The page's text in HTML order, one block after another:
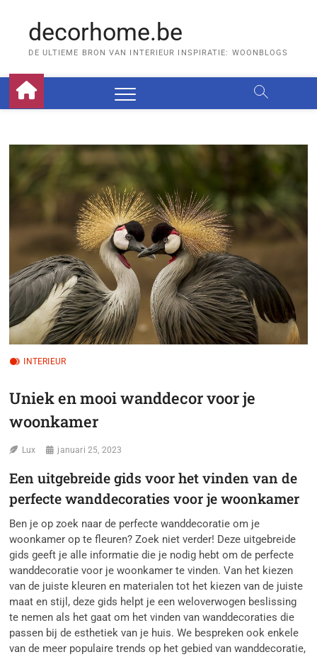
contentdecorhome.be
DE ULTIEME BRON VAN INTERIEUR INSPIRATIE: WOONBLOGS
INTERIEUR
Uniek en mooi wanddecor voor je
woonkamer
Lux januari 25, 2023
Een uitgebreide gids voor het vinden van de
perfecte wanddecoraties voor je woonkamer
Ben je op zoek naar de perfecte wanddecoratie om je
woonkamer op te fleuren? Zoek niet verder! Deze uitgebreide
gids geeft je alle informatie die je nodig hebt om de perfecte
wanddecoratie voor je woonkamer te vinden. Van het kiezen
van de juiste kleuren en materialen tot het kiezen van de juiste
maat en stijl, deze gids helpt je een weloverwogen beslissing
te nemen als het gaat om het vinden van wanddecoraties die
passen bij de esthetiek van je huis. We bespreken ook enkele
van de meer populaire trends op het gebied van wanddecoratie,